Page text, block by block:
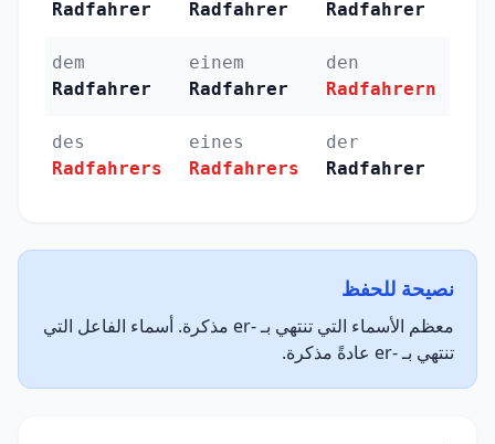
Radfahrer
Radfahrer
Radfahrer
dem
Radfahrer
einem
Radfahrer
den
Radfahrern
des
Radfahrers
eines
Radfahrers
der
Radfahrer
نصيحة للحفظ
معظم الأسماء التي تنتهي بـ -er مذكرة. أسماء الفاعل التي
تنتهي بـ -er عادةً مذكرة.